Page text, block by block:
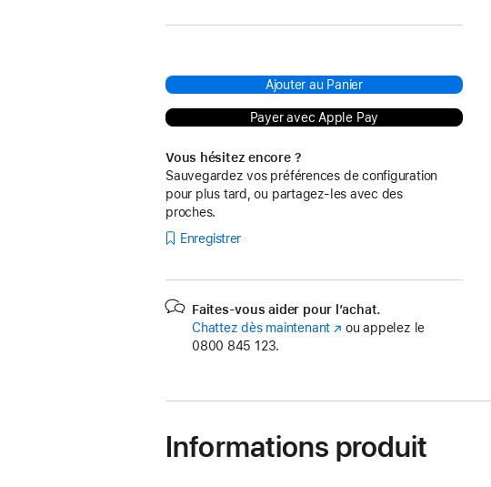
Ajouter au Panier
Payer avec Apple Pay
Vous hésitez encore ?
Sauvegardez vos préférences de configuration
pour plus tard, ou partagez-les avec des
proches.
Enregistrer
Faites-vous aider pour l’achat.
Chattez dès maintenant (s’ouvre
fenêtre)
ou appelez le
0800 845 123.
Informations produit